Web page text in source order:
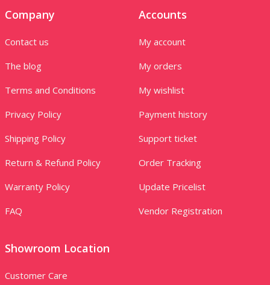
Company
Contact us
The blog
Terms and Conditions
Privacy Policy
Shipping Policy
Return & Refund Policy
Warranty Policy
FAQ
Accounts
My account
My orders
My wishlist
Payment history
Support ticket
Order Tracking
Update Pricelist
Vendor Registration
Showroom Location
Customer Care